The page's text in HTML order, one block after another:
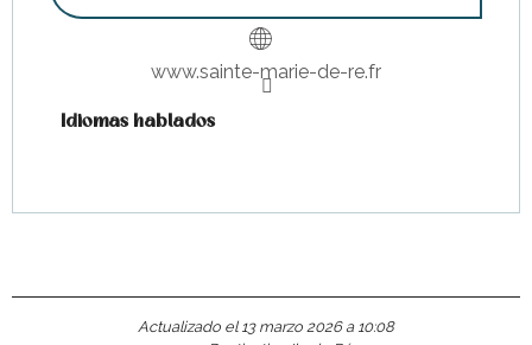
www.sainte-marie-de-re.fr
Idiomas hablados
Idiomas hablados
Actualizado el 13 marzo 2026 a 10:08